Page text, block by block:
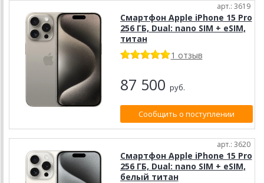
арт.: 3619
Смартфон Apple iPhone 15 Pro
256 ГБ, Dual: nano SIM + eSIM,
титан
1 отзыв
87 500 руб.
Сообщить о поступлении
арт.: 3620
Смартфон Apple iPhone 15 Pro
256 ГБ, Dual: nano SIM + eSIM,
белый титан